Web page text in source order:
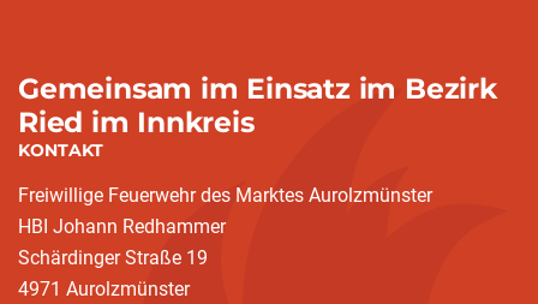
Gemeinsam im Einsatz im Bezirk
Ried im Innkreis
KONTAKT
Freiwillige Feuerwehr des Marktes Aurolzmünster
HBI Johann Redhammer
Schärdinger Straße 19
4971 Aurolzmünster